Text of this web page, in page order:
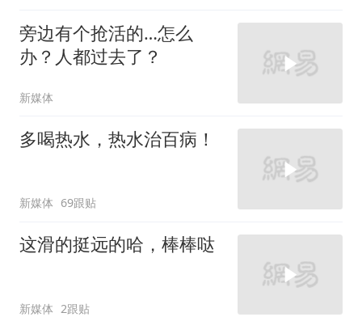
旁边有个抢活的…怎么
办？人都过去了？
新媒体
多喝热水，热水治百病！
新媒体 69跟贴
这滑的挺远的哈，棒棒哒
新媒体 2跟贴